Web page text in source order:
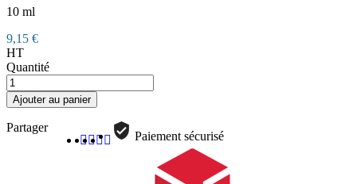
10 ml
9,15 €
HT
Quantité
Ajouter au panier
Partager
Paiement sécurisé